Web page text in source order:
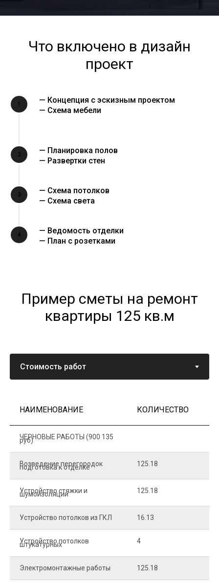
Что включено в дизайн
проект
1
— Концепция с эскизным проектом
— Схема мебели
2
— Планировка полов
— Развертки стен
3
— Схема потолков
— Схема света
4
— Ведомость отделки
— План с розетками
Пример сметы на ремонт
квартиры 125 кв.м
НАИМЕНОВАНИЕ КОЛИЧЕСТВО
ЧЕРНОВЫЕ РАБОТЫ (900 135
руб)
Возведение перегородок
подготовка к отделке 125.18
Устройство стяжки и
шумоизоляции 125.18
Устройство потолков из ГКЛ 16.13
Устройство потолков
штукатурных 4
Электромонтажные работы 125.18